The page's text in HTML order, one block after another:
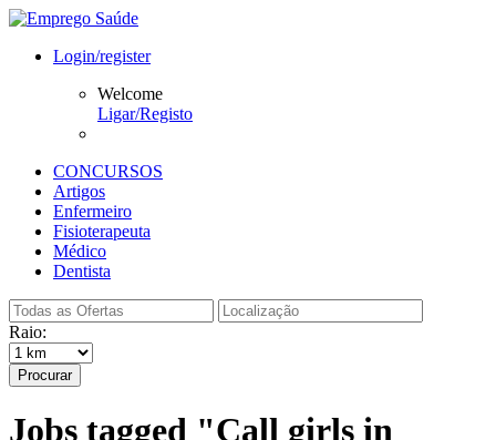
Login/register
Welcome
Ligar/Registo
CONCURSOS
Artigos
Enfermeiro
Fisioterapeuta
Médico
Dentista
Raio:
Procurar
Jobs tagged "Call girls in